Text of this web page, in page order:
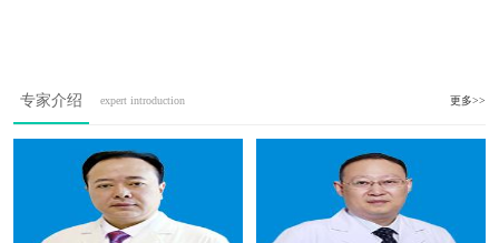
专家介绍 expert introduction 更多>>